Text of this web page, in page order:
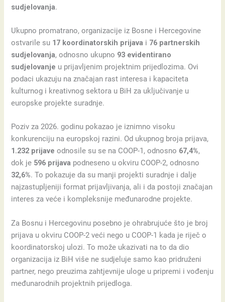
sudjelovanja.
Ukupno promatrano, organizacije iz Bosne i Hercegovine
ostvarile su 17 koordinatorskih prijava i 76 partnerskih
sudjelovanja, odnosno ukupno 93 evidentirano
sudjelovanje u prijavljenim projektnim prijedlozima. Ovi
podaci ukazuju na značajan rast interesa i kapaciteta
kulturnog i kreativnog sektora u BiH za uključivanje u
europske projekte suradnje.
Poziv za 2026. godinu pokazao je iznimno visoku
konkurenciju na europskoj razini. Od ukupnog broja prijava,
1.232 prijave odnosile su se na COOP-1, odnosno 67,4%,
dok je 596 prijava podneseno u okviru COOP-2, odnosno
32,6%. To pokazuje da su manji projekti suradnje i dalje
najzastupljeniji format prijavljivanja, ali i da postoji značajan
interes za veće i kompleksnije međunarodne projekte.
Za Bosnu i Hercegovinu posebno je ohrabrujuće što je broj
prijava u okviru COOP-2 veći nego u COOP-1 kada je riječ o
koordinatorskoj ulozi. To može ukazivati na to da dio
organizacija iz BiH više ne sudjeluje samo kao pridruženi
partner, nego preuzima zahtjevnije uloge u pripremi i vođenju
međunarodnih projektnih prijedloga.